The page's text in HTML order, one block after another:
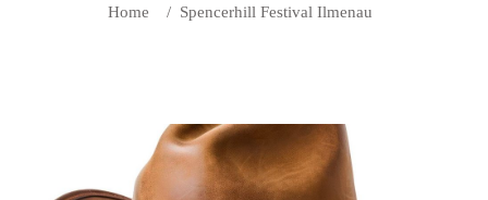
Home / Spencerhill Festival Ilmenau